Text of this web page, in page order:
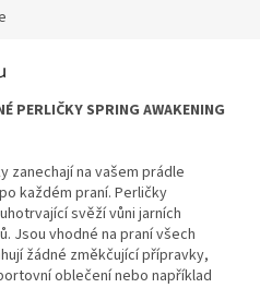
PERLIČKY SPRING AWAKENING
zanechají na vašem prádle
každém praní. Perličky
svěží vůni jarních
Jsou vhodné na praní všech
žádné změkčující přípravky,
oblečení nebo například